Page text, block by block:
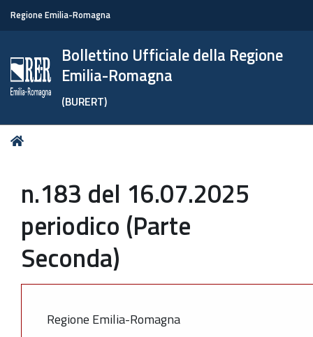
Regione Emilia-Romagna
Bollettino Ufficiale della Regione
Emilia-Romagna
(BURERT)
Tu
n.183 del 16.07.2025
periodico (Parte
Seconda)
Regione Emilia-Romagna